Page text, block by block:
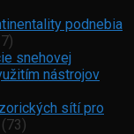
podnebia
snehovej
nástrojov
sítí pro
(73)